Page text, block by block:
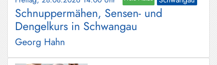
Schnuppermähen, Sensen- und
Dengelkurs in Schwangau
Georg Hahn